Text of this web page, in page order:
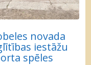
novada
iestāžu
spēles